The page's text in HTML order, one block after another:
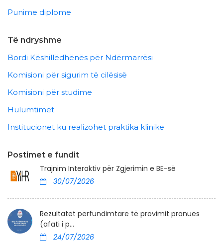
Punime diplome
Të ndryshme
Bordi Këshillëdhënës për Ndërmarrësi
Komisioni për sigurim të cilësisë
Komisioni për studime
Hulumtimet
Institucionet ku realizohet praktika klinike
Postimet e fundit
Trajnim Interaktiv për Zgjerimin e BE-së
30/07/2026
Rezultatet përfundimtare të provimit pranues
(afati i p...
24/07/2026